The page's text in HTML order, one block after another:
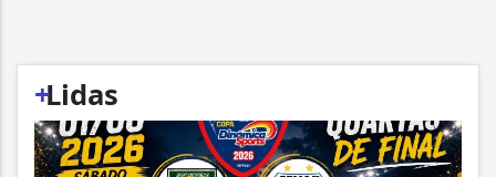
+
Lidas